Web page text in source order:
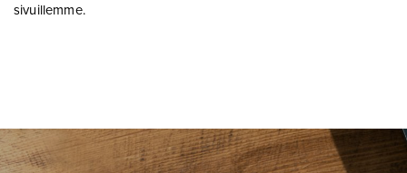
sivuillemme.